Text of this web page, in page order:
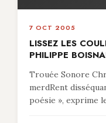
7 OCT 2005
LISSEZ LES
PHILIPPE
Trouée Sonore
merdRent
poésie », exprime